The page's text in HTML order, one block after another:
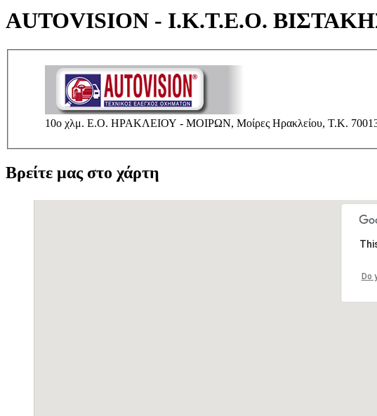
AUTOVISION - Ι.Κ.Τ.Ε.Ο.
10ο χλμ. Ε.Ο. ΗΡΑΚΛΕΙΟΥ - ΜΟΙΡΩΝ, Μοίρες Ηρακλείου,
Βρείτε μας στο χάρτη